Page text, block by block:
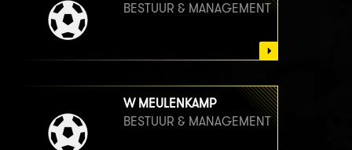
BESTUUR & MANAGEMENT
W MEULENKAMP
BESTUUR & MANAGEMENT